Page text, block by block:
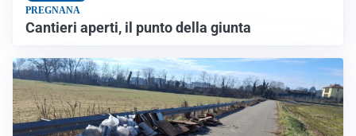
PREGNANA
Cantieri aperti, il punto della giunta